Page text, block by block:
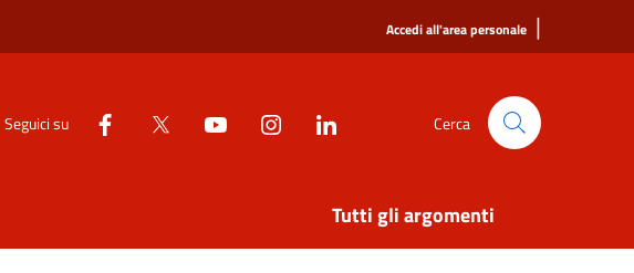
Accedi all'area personale |
Seguici su Cerca
Tutti gli argomenti